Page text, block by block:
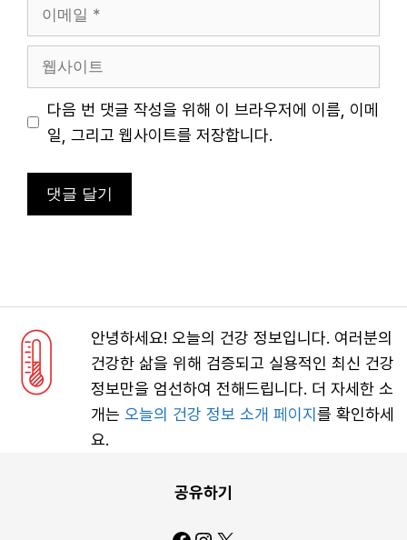
트
다음 번 댓글 작성을 위해 이 브라우저에 이름, 이메
일, 그리고 웹사이트를 저장합니다.
안녕하세요! 오늘의 건강 정보입니다. 여러분의
건강한 삶을 위해 검증되고 실용적인 최신 건강
정보만을 엄선하여 전해드립니다. 더 자세한 소
개는 오늘의 건강 정보 소개 페이지를 확인하세
요.
공유하기